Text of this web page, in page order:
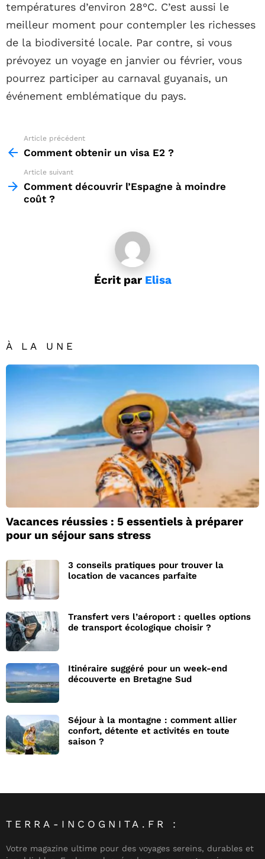
températures d’environ 28°C. C’est aussi le
meilleur moment pour contempler les richesses
de la biodiversité locale. Par contre, si vous
prévoyez un voyage en janvier ou février, vous
pourrez participer au carnaval guyanais, un
événement emblématique du pays.
more
Article précédent
Comment obtenir un visa E2 ?
Article suivant
Comment découvrir l’Espagne à moindre
coût ?
Écrit par Elisa
À LA UNE
Vacances réussies : 5 essentiels à préparer
pour un séjour sans stress
3 conseils pratiques pour trouver la
location de vacances parfaite
Transfert vers l’aéroport : quelles options
de transport écologique choisir ?
Itinéraire suggéré pour un week-end
découverte en Bretagne Sud
Séjour à la montagne : comment allier
confort, détente et activités en toute
saison ?
TERRA-INCOGNITA.FR :
Votre magazine ultime pour des voyages sereins, durables et